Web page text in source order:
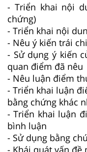
- Triển khai nội
chứng)
- Triển khai nội
- Nêu ý kiến trái
- Sử dụng ý kiến
quan điểm đã nêu
- Nêu luận điểm
- Triển khai luận
bằng chứng khác
- Triển khai luận
bình luận
- Sử dụng bằng
- Khái quát vấn đề